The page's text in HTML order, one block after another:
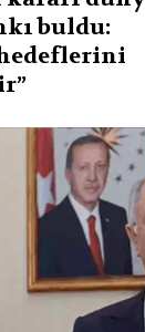
buldu: